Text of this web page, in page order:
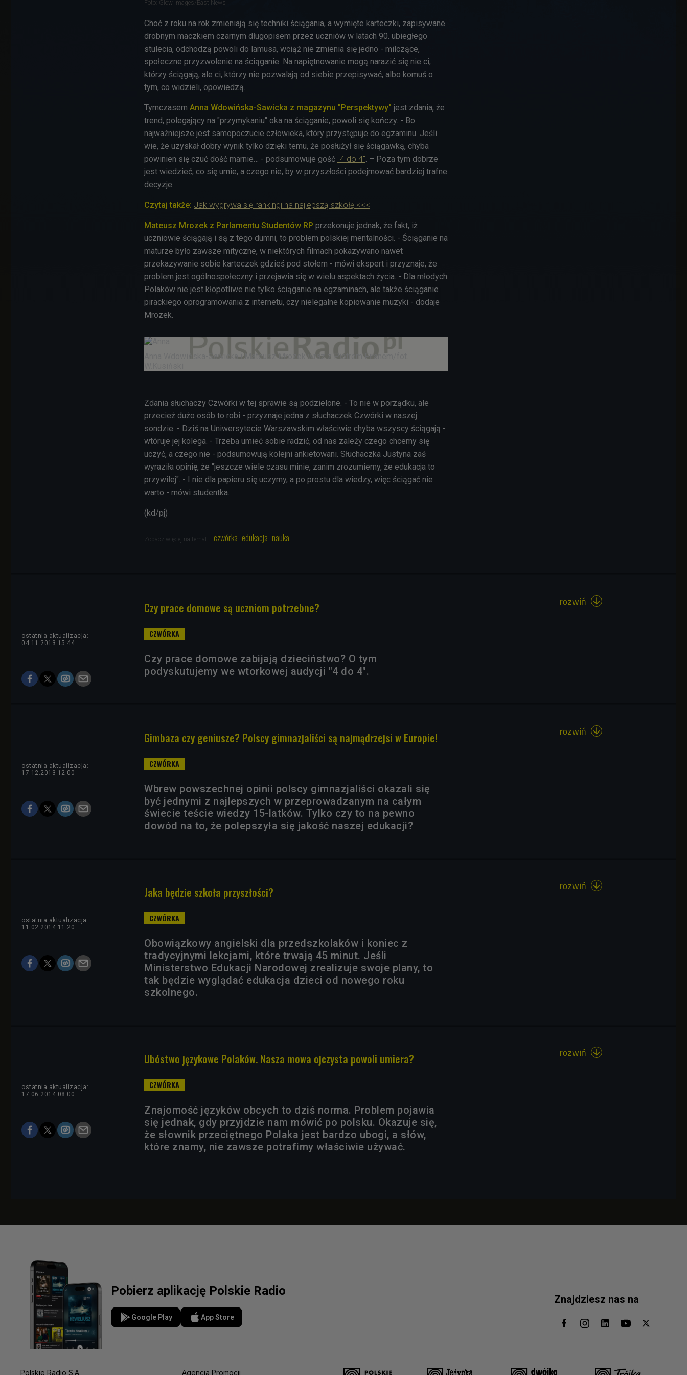
Foto: Glow Images/East News
Choć z roku na rok zmieniają się techniki ściągania, a wymięte karteczki, zapisywane
drobnym maczkiem czarnym długopisem przez uczniów w latach 90. ubiegłego
stulecia, odchodzą powoli do lamusa, wciąż nie zmienia się jedno - milczące,
społeczne przyzwolenie na ściąganie. Na napiętnowanie mogą narazić się nie ci,
którzy ściągają, ale ci, którzy nie pozwalają od siebie przepisywać, albo komuś o
tym, co widzieli, opowiedzą.
Tymczasem Anna Wdowińska-Sawicka z magazynu "Perspektywy" jest zdania, że
trend, polegający na "przymykaniu" oka na ściąganie, powoli się kończy. - Bo
najważniejsze jest samopoczucie człowieka, który przystępuje do egzaminu. Jeśli
wie, że uzyskał dobry wynik tylko dzięki temu, że posłużył się ściągawką, chyba
powinien się czuć dość marnie… - podsumowuje gość "4 do 4". – Poza tym dobrze
jest wiedzieć, co się umie, a czego nie, by w przyszłości podejmować bardziej trafne
decyzje.
Czytaj także: Jak wygrywa się rankingi na najlepszą szkołę <<<
Mateusz Mrozek z Parlamentu Studentów RP przekonuje jednak, że fakt, iż
uczniowie ściągają i są z tego dumni, to problem polskiej mentalności. - Ściąganie na
maturze było zawsze mityczne, w niektórych filmach pokazywano nawet
przekazywanie sobie karteczek gdzieś pod stołem - mówi ekspert i przyznaje, że
problem jest ogólnospołeczny i przejawia się w wielu aspektach życia. - Dla młodych
Polaków nie jest kłopotliwe nie tylko ściąganie na egzaminach, ale także ściąganie
pirackiego oprogramowania z internetu, czy nielegalne kopiowanie muzyki - dodaje
Mrozek.
Anna Wdowińska-Sawicka i Mateusz Mrozek wraz z Piotrem Firanem/fot.
Zdania słuchaczy Czwórki w tej sprawie są podzielone. - To nie w porządku, ale
przecież dużo osób to robi - przyznaje jedna z słuchaczek Czwórki w naszej
sondzie. - Dziś na Uniwersytecie Warszawskim właściwie chyba wszyscy ściągają -
wtóruje jej kolega. - Trzeba umieć sobie radzić, od nas zależy czego chcemy się
uczyć, a czego nie - podsumowują kolejni ankietowani. Słuchaczka Justyna zaś
wyraziła opinię, że "jeszcze wiele czasu minie, zanim zrozumiemy, że edukacja to
przywilej". - I nie dla papieru się uczymy, a po prostu dla wiedzy, więc ściągać nie
warto - mówi studentka.
(kd/pj)
Zobacz więcej na temat: czwórka edukacja nauka
Czy prace domowe są uczniom potrzebne?
ostatnia aktualizacja:
04.11.2013 15:44
Czy prace domowe zabijają dzieciństwo? O tym
podyskutujemy we wtorkowej audycji "4 do 4".
rozwiń 
Gimbaza czy geniusze? Polscy gimnazjaliści są najmądrzejsi w Europie!
ostatnia aktualizacja:
17.12.2013 12:00
Wbrew powszechnej opinii polscy gimnazjaliści okazali się
być jednymi z najlepszych w przeprowadzanym na całym
świecie teście wiedzy 15-latków. Tylko czy to na pewno
dowód na to, że polepszyła się jakość naszej edukacji?
rozwiń 
Jaka będzie szkoła przyszłości?
ostatnia aktualizacja:
11.02.2014 11:20
Obowiązkowy angielski dla przedszkolaków i koniec z
tradycyjnymi lekcjami, które trwają 45 minut. Jeśli
Ministerstwo Edukacji Narodowej zrealizuje swoje plany, to
tak będzie wyglądać edukacja dzieci od nowego roku
szkolnego.
rozwiń 
Ubóstwo językowe Polaków. Nasza mowa ojczysta powoli umiera?
ostatnia aktualizacja:
17.06.2014 08:00
Znajomość języków obcych to dziś norma. Problem pojawia
się jednak, gdy przyjdzie nam mówić po polsku. Okazuje się,
że słownik przeciętnego Polaka jest bardzo ubogi, a słów,
które znamy, nie zawsze potrafimy właściwie używać.
rozwiń 
Pobierz aplikację Polskie Radio
Google Play App Store
Znajdziesz nas na
Polskie Radio S.A. Agencja Promocji